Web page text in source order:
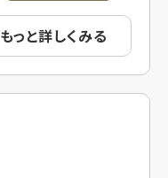
もっと詳しくみる